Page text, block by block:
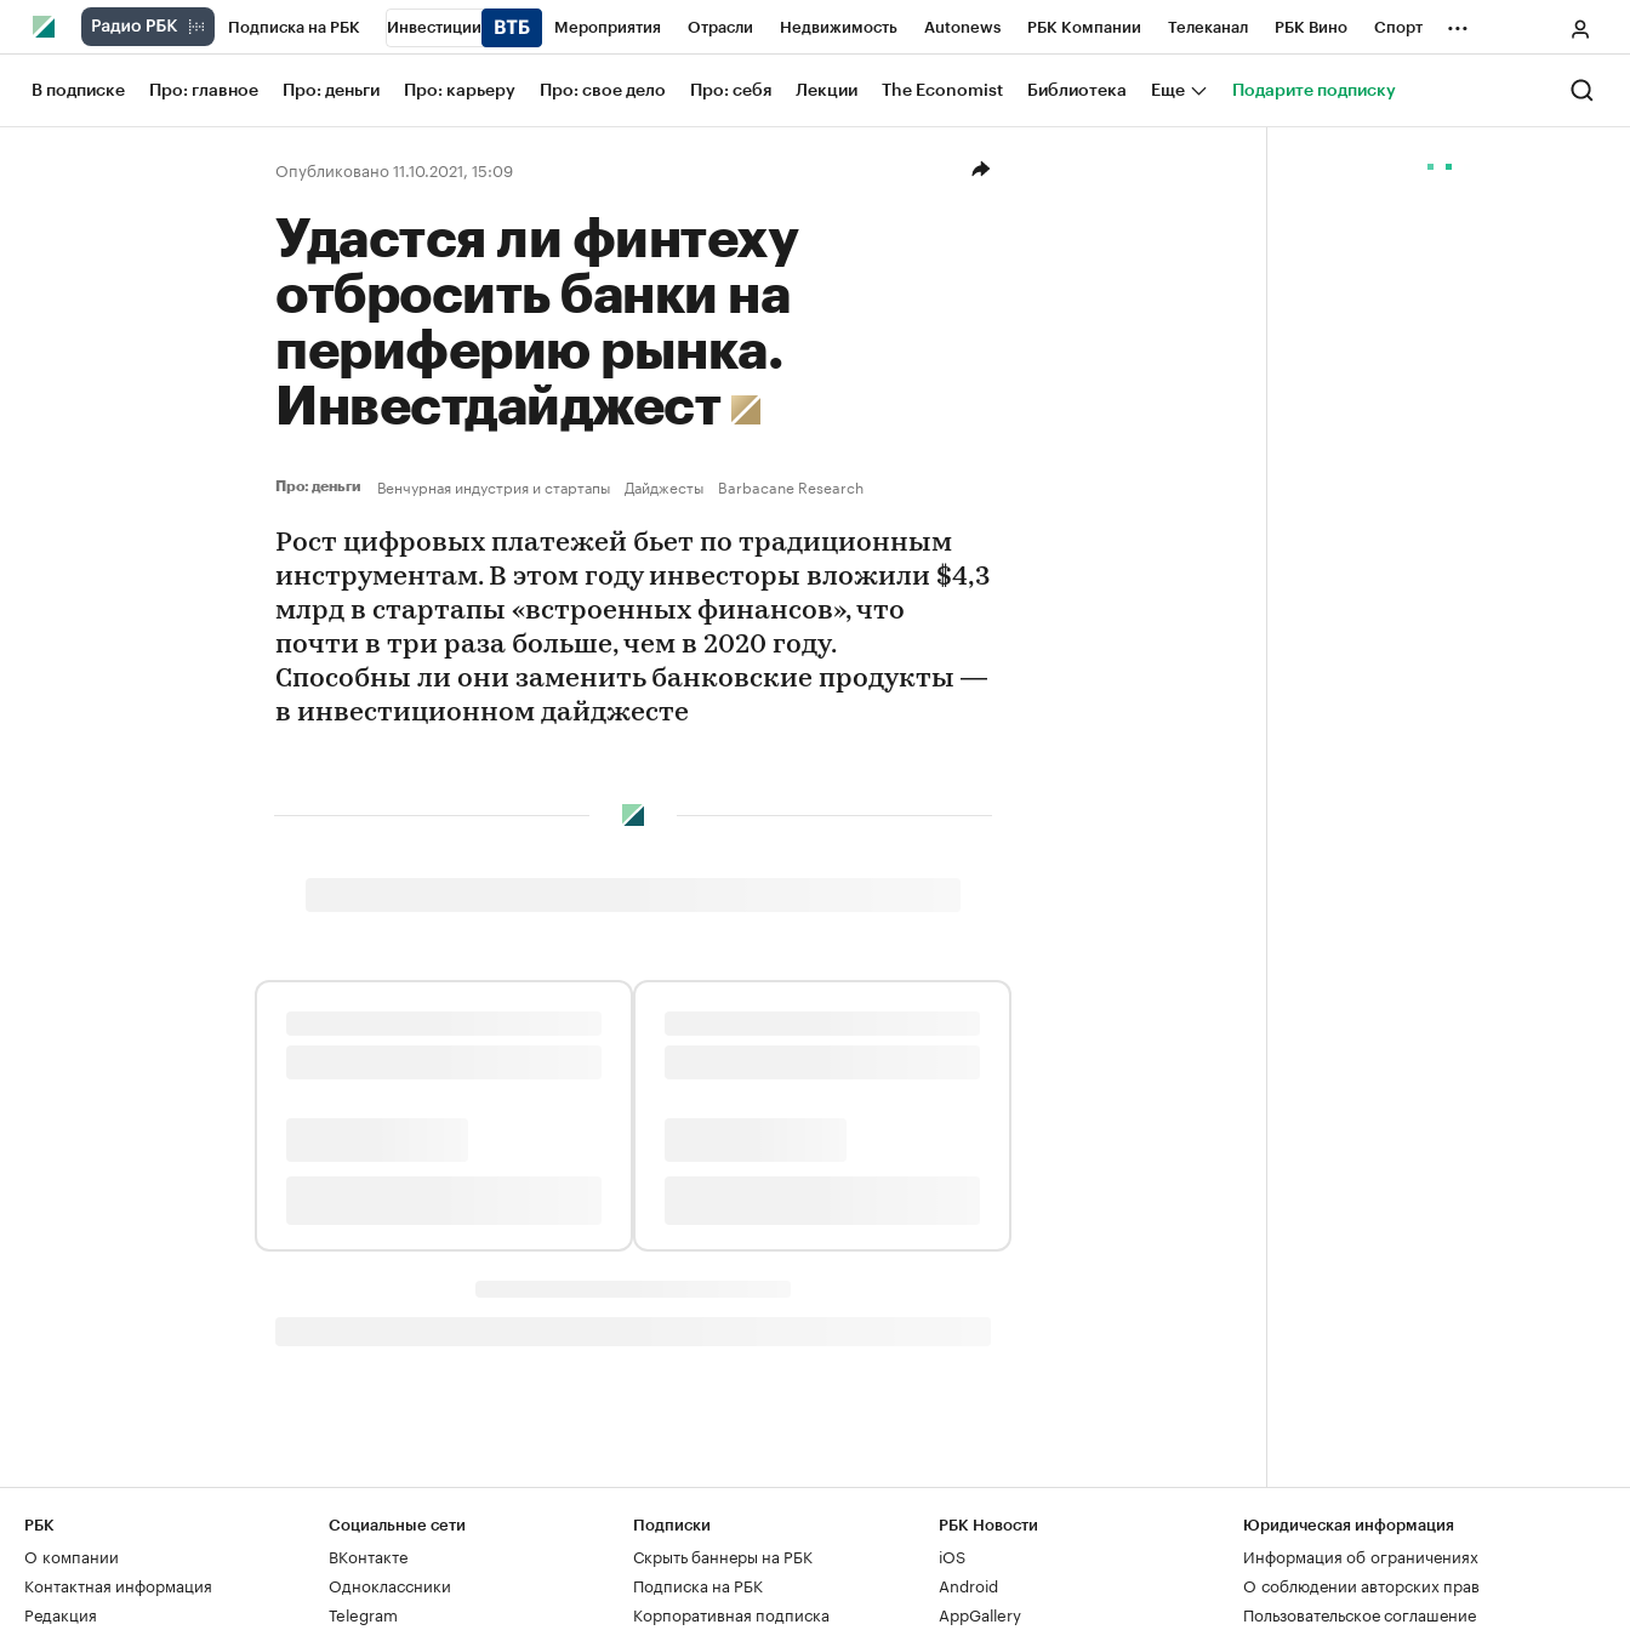
Подписка на РБК Инвестиции Мероприятия Отрасли Недвижимость Autonews РБК Компании Телеканал РБК Вино Спорт
Школа управления РБК РБК Образование РБК Life Тренды Визионеры Национальные проекты Город
Рынок наличной валюты
...
В подписке Про: главное Про: деньги Про: карьеру Про: свое дело Про: себя Лекции The Economist Библиотека Еще Подарите подписку
Опубликовано 11.10.2021, 15:09
Удастся ли финтеху
отбросить банки на
периферию рынка.
Инвестдайджест
Про: деньги Венчурная индустрия и стартапы Дайджесты Barbacane Research
Рост цифровых платежей бьет по традиционным
инструментам. В этом году инвесторы вложили $4,3
млрд в стартапы «встроенных финансов», что
почти в три раза больше, чем в 2020 году.
Способны ли они заменить банковские продукты —
в инвестиционном дайджесте
РБК
О компании
Контактная информация
Редакция
Социальные сети
ВКонтакте
Одноклассники
Telegram
Подписки
Скрыть баннеры на РБК
Подписка на РБК
Корпоративная подписка
РБК Новости
iOS
Android
AppGallery
Юридическая информация
Информация об ограничениях
О соблюдении авторских прав
Пользовательское соглашение